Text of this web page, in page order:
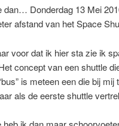
dan… Donderdag 13 Mei
afstand van het Space
voor dat ik hier sta zie ik
concept van een shuttle
is meteen een die bij
als de eerste shuttle